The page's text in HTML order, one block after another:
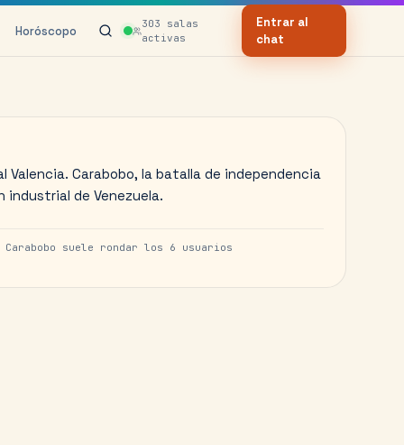
Horóscopo 303 salas
activas
Entrar al
chat
Valencia. Carabobo, la batalla de independencia
industrial de Venezuela.
Carabobo suele rondar los 6 usuarios